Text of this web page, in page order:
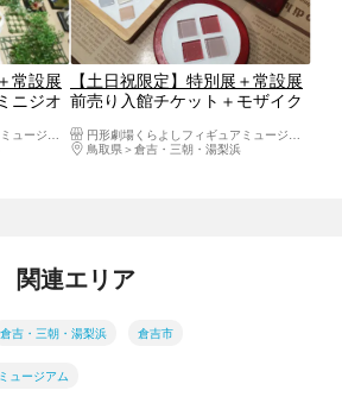
常設展
ニジオ
【土日祝限定】特別展＋常設展
前売り入館チケット＋モザイク
鳥取県
倉吉・三朝・湯梨浜
関連エリア
倉吉・三朝・湯梨浜 倉吉市
ュージアム